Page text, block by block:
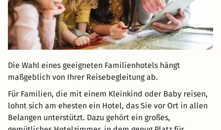
Die Wahl eines geeigneten Familienhotels hängt
maßgeblich von Ihrer Reisebegleitung ab.
Für Familien, die mit einem Kleinkind oder Baby reisen,
lohnt sich am ehesten ein Hotel, das Sie vor Ort in allen
Belangen unterstützt. Dazu gehört ein großes,